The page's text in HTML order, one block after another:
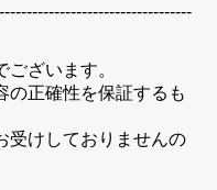
ざいます。
正確性を保証するも
受けしておりませんの